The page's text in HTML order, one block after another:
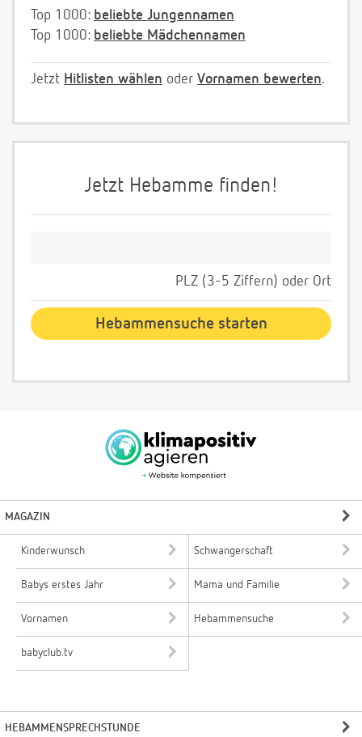
Top 1000: beliebte Jungennamen
Top 1000: beliebte Mädchennamen
Jetzt Hitlisten wählen oder Vornamen bewerten.
Jetzt Hebamme finden!
PLZ (3-5 Ziffern) oder Ort
MAGAZIN
Kinderwunsch Schwangerschaft
Babys erstes Jahr Mama und Familie
Vornamen Hebammensuche
babyclub.tv
HEBAMMENSPRECHSTUNDE